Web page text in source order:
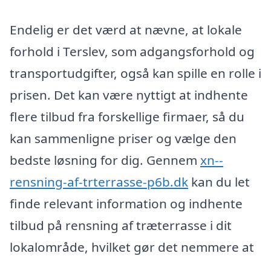
Endelig er det værd at nævne, at lokale
forhold i Terslev, som adgangsforhold og
transportudgifter, også kan spille en rolle i
prisen. Det kan være nyttigt at indhente
flere tilbud fra forskellige firmaer, så du
kan sammenligne priser og vælge den
bedste løsning for dig. Gennem xn--
rensning-af-trterrasse-p6b.dk kan du let
finde relevant information og indhente
tilbud på rensning af træterrasse i dit
lokalområde, hvilket gør det nemmere at